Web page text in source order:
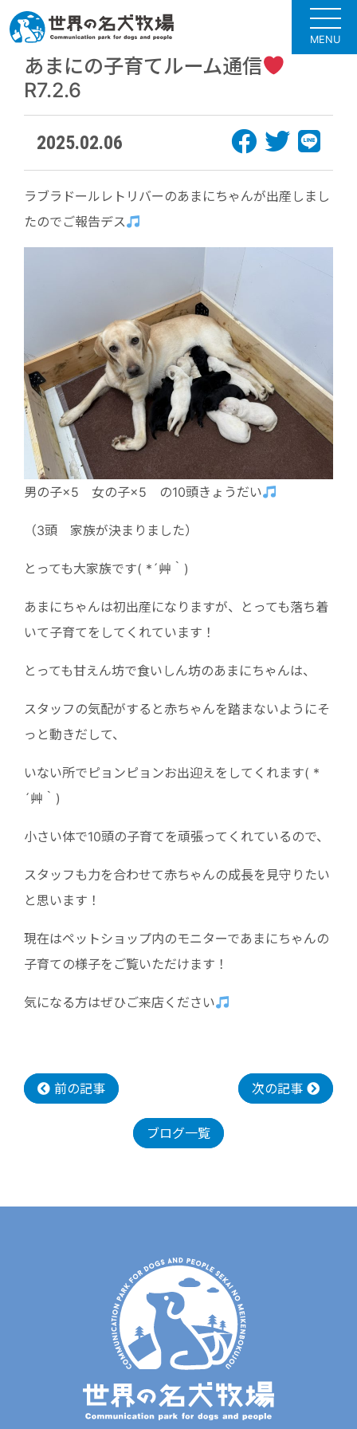
MENU
あまにの子育てルーム通信
R7.2.6
2025.02.06
ラブラドールレトリバーのあまにちゃんが出産しまし
たのでご報告デス
男の子×5 女の子×5 の10頭きょうだい
（3頭 家族が決まりました）
とっても大家族です( *´艸｀)
あまにちゃんは初出産になりますが、とっても落ち着
いて子育てをしてくれています！
とっても甘えん坊で食いしん坊のあまにちゃんは、
スタッフの気配がすると赤ちゃんを踏まないようにそ
っと動きだして、
いない所でピョンピョンお出迎えをしてくれます( *
´艸｀)
小さい体で10頭の子育てを頑張ってくれているので、
スタッフも力を合わせて赤ちゃんの成長を見守りたい
と思います！
現在はペットショップ内のモニターであまにちゃんの
子育ての様子をご覧いただけます！
気になる方はぜひご来店ください
前の記事 次の記事
ブログ一覧